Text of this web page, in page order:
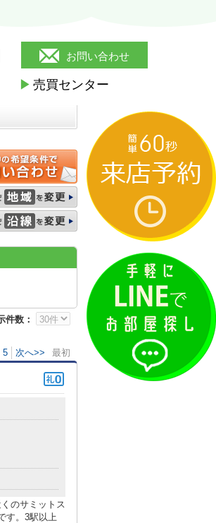
お問い合わせ
▶ 売買センター
件数：
5 次へ>> 最初
のサミットス
す。3駅以上